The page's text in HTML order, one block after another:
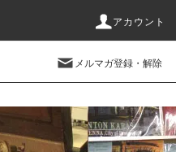
アカウント
メルマガ登録・解除